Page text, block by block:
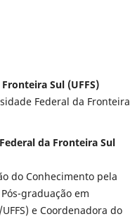
Sul (UFFS)
Federal da Fronteira
da Fronteira Sul
do Conhecimento pela
graduação em
e Coordenadora do